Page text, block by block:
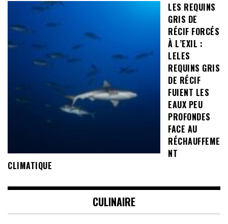
LES REQUINS
GRIS DE
RÉCIF FORCÉS
À L’EXIL :
LELES
REQUINS GRIS
DE RÉCIF
FUIENT LES
EAUX PEU
PROFONDES
FACE AU
RÉCHAUFFEME
NT
CLIMATIQUE
CULINAIRE